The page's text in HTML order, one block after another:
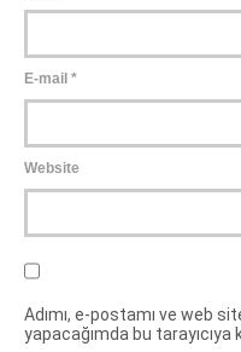
E-mail *
Website
Adımı, e-postamı ve web
yapacağımda bu tarayıcıya